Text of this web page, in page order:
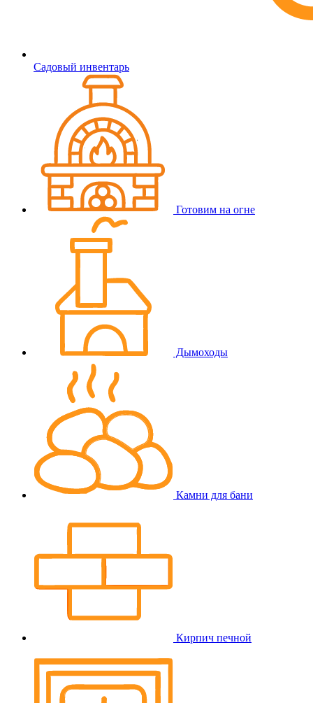
Садовый инвентарь
Готовим на огне
Дымоходы
Камни для бани
Кирпич печной